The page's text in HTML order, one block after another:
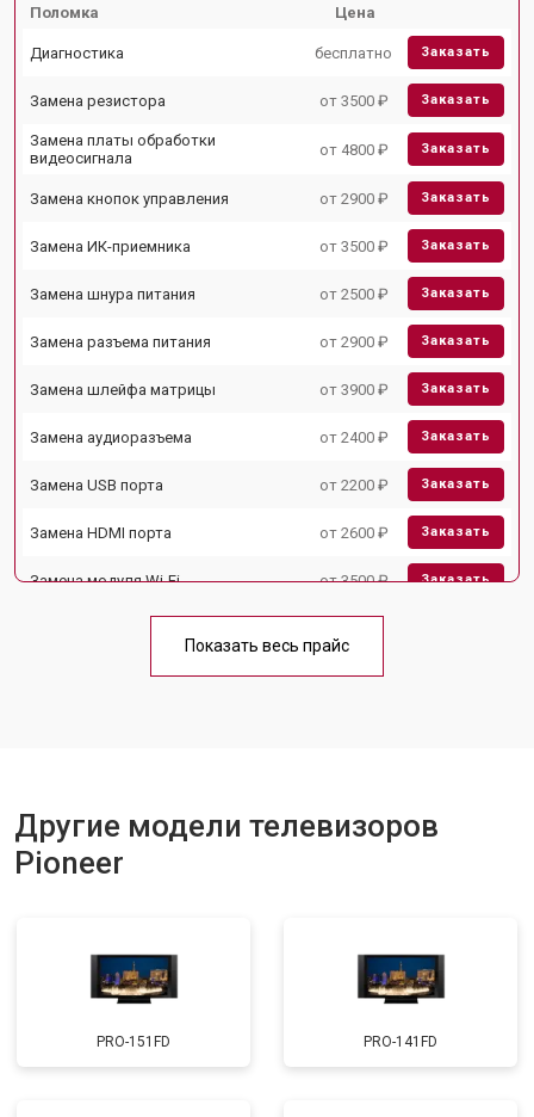
Поломка Цена
Диагностика бесплатно Заказать
Замена резистора от 3500 ₽ Заказать
Замена платы обработки
видеосигнала
от 4800 ₽ Заказать
Замена кнопок управления от 2900 ₽ Заказать
Замена ИК-приемника от 3500 ₽ Заказать
Замена шнура питания от 2500 ₽ Заказать
Замена разъема питания от 2900 ₽ Заказать
Замена шлейфа матрицы от 3900 ₽ Заказать
Замена аудиоразъема от 2400 ₽ Заказать
Замена USB порта от 2200 ₽ Заказать
Замена HDMI порта от 2600 ₽ Заказать
Замена модуля Wi-Fi от 3500 ₽ Заказать
Ремонт блока управления от 3100 ₽
Прошивка от 3900 ₽ Заказать
Замена трансформаторов
подсветки
Показать весь прайс
Другие модели телевизоров
Pioneer
PRO-151FD PRO-141FD